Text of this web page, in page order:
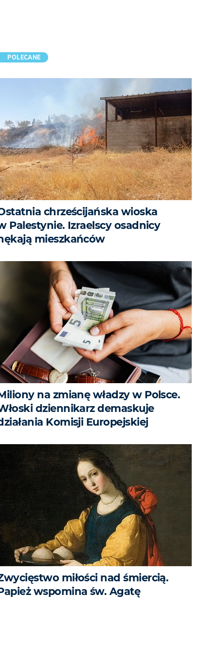
POLECANE
chrześcijańska wioska
Palestynie. Izraelscy osadnicy
mieszkańców
na zmianę władzy w Polsce.
dziennikarz demaskuje
Komisji Europejskiej
miłości nad śmiercią.
wspomina św. Agatę